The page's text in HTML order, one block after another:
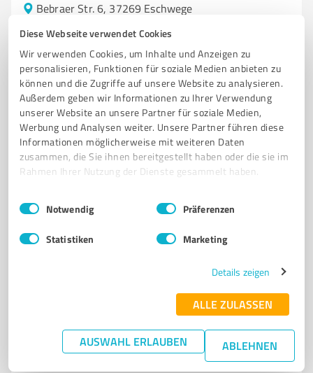
Diese Webseite verwendet Cookies
Wir verwenden Cookies, um Inhalte und Anzeigen zu
personalisieren, Funktionen für soziale Medien anbieten zu
können und die Zugriffe auf unsere Website zu analysieren.
Außerdem geben wir Informationen zu Ihrer Verwendung
unserer Website an unsere Partner für soziale Medien,
Werbung und Analysen weiter. Unsere Partner führen diese
Informationen möglicherweise mit weiteren Daten
zusammen, die Sie ihnen bereitgestellt haben oder die sie im
Rahmen Ihrer Nutzung der Dienste gesammelt haben.
Impressum Datenschutzbestimmungen
Einwilligungsauswahl
Notwendig Präferenzen
Statistiken Marketing
Details zeigen
ALLE ZULASSEN
AUSWAHL ERLAUBEN ABLEHNEN
Bebraer Str. 6, 37269 Eschwege
Tel. 05651 92050 info@autorabe.de
4,50 / 5,00
244Bewertungen (1 Quelle)
5 Autohandel
Hiebenthal Nutzfahrzeuge Eschwege
Nutzfahrzeuge und individuelle Lösung
ESCHWEGE
kontakt@hiebenthal-man.de www.hiebenthal-man.de/